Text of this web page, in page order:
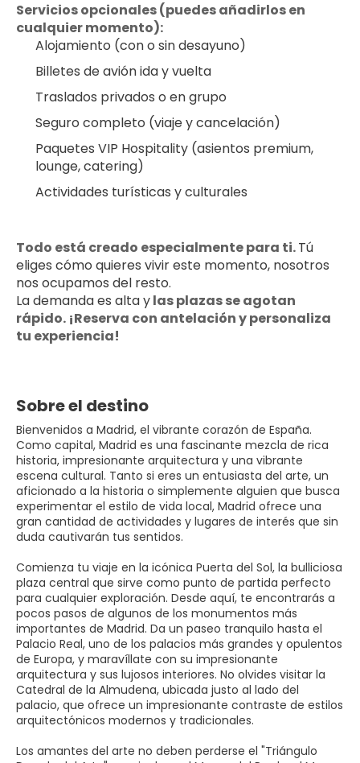
Servicios opcionales (puedes añadirlos en
cualquier momento):
Alojamiento (con o sin desayuno)
Billetes de avión ida y vuelta
Traslados privados o en grupo
Seguro completo (viaje y cancelación)
Paquetes VIP Hospitality (asientos premium,
lounge, catering)
Actividades turísticas y culturales
Todo está creado especialmente para ti. Tú
eliges cómo quieres vivir este momento, nosotros
nos ocupamos del resto.
La demanda es alta y las plazas se agotan
rápido. ¡Reserva con antelación y personaliza
tu experiencia!
Sobre el destino
Bienvenidos a Madrid, el vibrante corazón de España.
Como capital, Madrid es una fascinante mezcla de rica
historia, impresionante arquitectura y una vibrante
escena cultural. Tanto si eres un entusiasta del arte, un
aficionado a la historia o simplemente alguien que busca
experimentar el estilo de vida local, Madrid ofrece una
gran cantidad de actividades y lugares de interés que sin
duda cautivarán tus sentidos.
Comienza tu viaje en la icónica Puerta del Sol, la bulliciosa
plaza central que sirve como punto de partida perfecto
para cualquier exploración. Desde aquí, te encontrarás a
pocos pasos de algunos de los monumentos más
importantes de Madrid. Da un paseo tranquilo hasta el
Palacio Real, uno de los palacios más grandes y opulentos
de Europa, y maravíllate con su impresionante
arquitectura y sus lujosos interiores. No olvides visitar la
Catedral de la Almudena, ubicada justo al lado del
palacio, que ofrece un impresionante contraste de estilos
arquitectónicos modernos y tradicionales.
Los amantes del arte no deben perderse el "Triángulo